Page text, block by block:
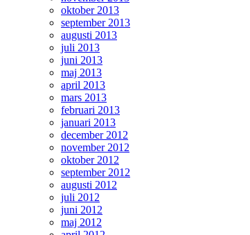
oktober 2013
september 2013
augusti 2013
juli 2013
juni 2013
maj 2013
april 2013
mars 2013
februari 2013
januari 2013
december 2012
november 2012
oktober 2012
september 2012
augusti 2012
juli 2012
juni 2012
maj 2012